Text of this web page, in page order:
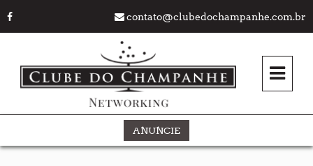
contato@clubedochampanhe.com.br
ANUNCIE